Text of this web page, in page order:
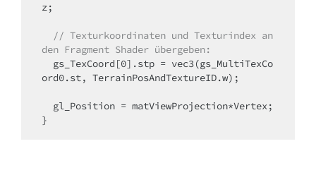
z;
// Texturkoordinaten und Texturindex an
den Fragment Shader übergeben:
ord0.st, TerrainPosAndTextureID.w);
}